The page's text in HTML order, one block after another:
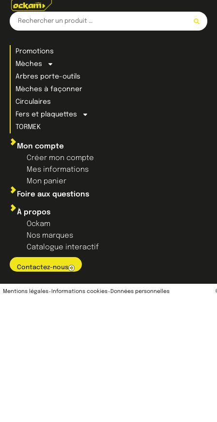
À propos
Ockam
Nos marques
Catalogue interactif
Contactez-nous
Promotions
Mèches
Arbres porte-outils
Mèches à façonner
Circulaires
Fers et plaquettes
TORMEK
Mon compte
Créer mon compte
Mes informations
Mon panier
Foire aux questions
Mentions légales Informations cookies Données personnelles